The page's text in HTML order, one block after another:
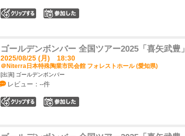
ゴールデンボンバー 全国ツアー2025「喜矢武豊」
2025/08/25 (月) 18:30
＠Niterra日本特殊陶業市民会館 フォレストホール (愛知県)
[出演] ゴールデンボンバー
レビュー：--件